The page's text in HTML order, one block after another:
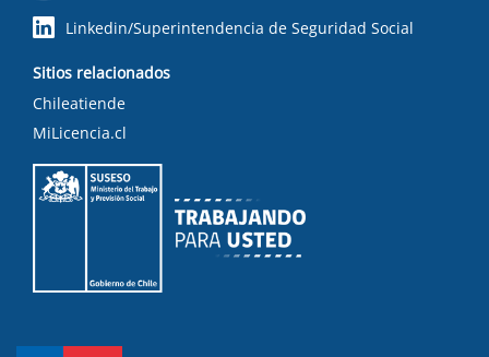
Linkedin/Superintendencia de Seguridad Social
Sitios relacionados
Chileatiende
MiLicencia.cl